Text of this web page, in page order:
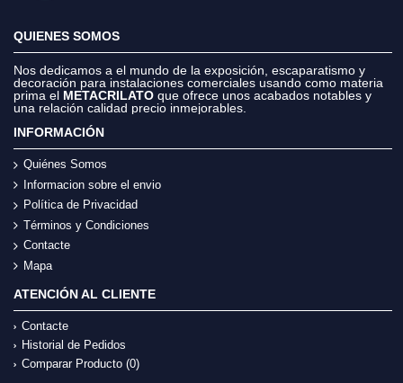
QUIENES SOMOS
Nos dedicamos a el mundo de la exposición, escaparatismo y
decoración para instalaciones comerciales usando como materia
prima el METACRILATO que ofrece unos acabados notables y
una relación calidad precio inmejorables.
INFORMACIÓN
Quiénes Somos
Informacion sobre el envio
Política de Privacidad
Términos y Condiciones
Contacte
Mapa
ATENCIÓN AL CLIENTE
Contacte
Historial de Pedidos
Comparar Producto (0)